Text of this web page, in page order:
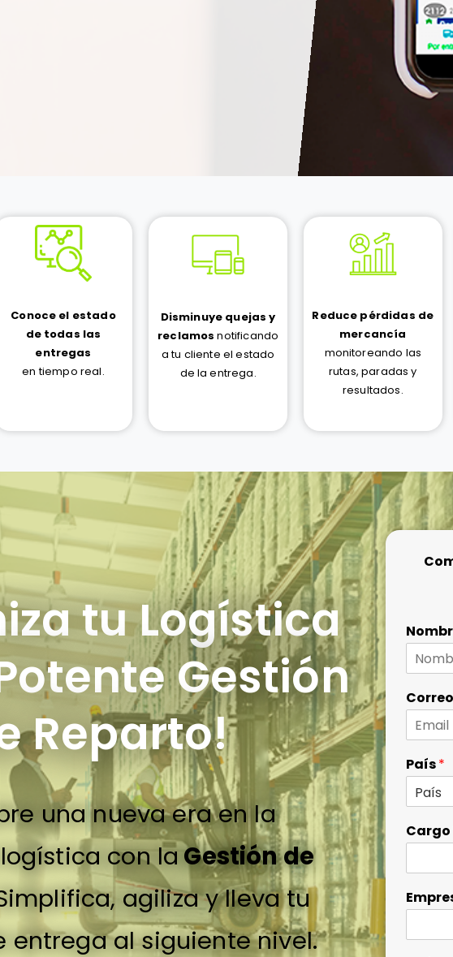
Conoce el estado
de todas las
entregas
en tiempo real.
Disminuye quejas y
reclamos notificando
a tu cliente el estado
de la entrega.
Reduce pérdidas de
mercancía
monitoreando las
rutas, paradas y
resultados.
tu Logística
Gestión
Reparto!
una nueva era en la
con laGestión de
agiliza y lleva tu
entrega al siguiente nivel.
País*
Cargo